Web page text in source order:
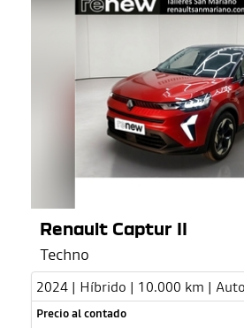
Renault Captur II
Techno
2024 | Híbrido | 10.000 km |
Precio al contado